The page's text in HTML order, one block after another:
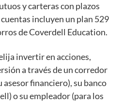
y carteras con plazos
incluyen un plan 529
de Coverdell Education.
invertir en acciones,
a través de un corredor
asesor financiero), su banco
o su empleador (para los